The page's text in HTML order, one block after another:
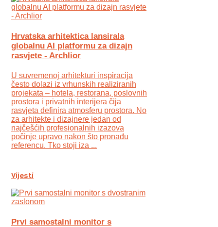
Hrvatska arhitektica lansirala
globalnu AI platformu za dizajn
rasvjete - Archlior
U suvremenoj arhitekturi inspiracija
često dolazi iz vrhunskih realiziranih
projekata – hotela, restorana, poslovnih
prostora i privatnih interijera čija
rasvjeta definira atmosferu prostora. No
za arhitekte i dizajnere jedan od
najčešćih profesionalnih izazova
počinje upravo nakon što pronađu
referencu. Tko stoji iza ...
Vijesti
Prvi samostalni monitor s